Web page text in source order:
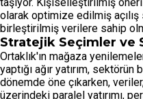
olarak optimize edilmiş açılış
birleştirilmiş verilere sahip
Stratejik Seçimler ve
Ortaklık'ın mağaza
yaptığı ağır yatırım,
dönemde öne çıkarken,
üzerindeki paralel yatırımı,